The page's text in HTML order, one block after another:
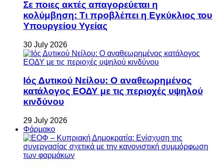
Σε ποιες ακτές απαγορεύεται η
κολύμβηση: Τι προβλέπει η Εγκύκλιος του
Υπουργείου Υγείας
30 July 2026
Ιός Δυτικού Νείλου: Ο αναθεωρημένος
κατάλογος ΕΟΔΥ με τις περιοχές υψηλού
κινδύνου
29 July 2026
Φάρμακο